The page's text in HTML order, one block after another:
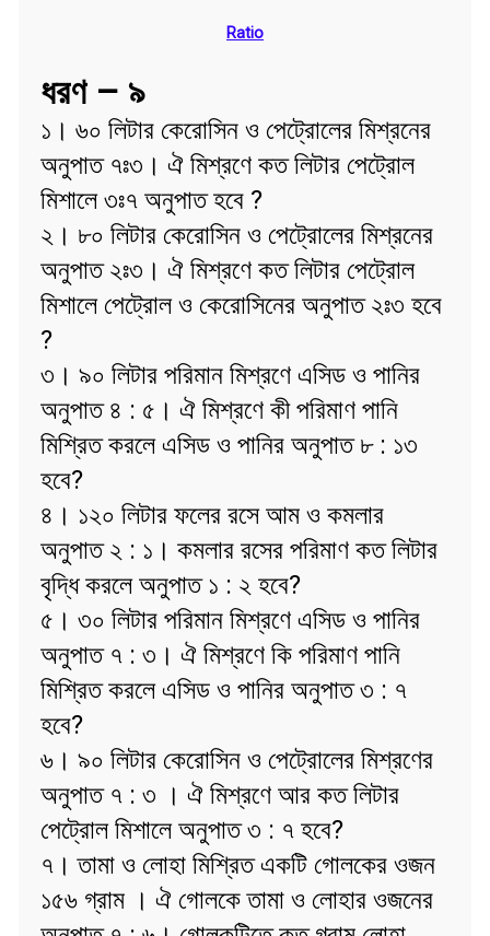
Ratio
ধরণ – ৯
১। ৬০ লিটার কেরোসিন ও পেট্রোলের মিশ্রনের
অনুপাত ৭ঃ৩। ঐ মিশ্রণে কত লিটার পেট্রোল
মিশালে ৩ঃ৭ অনুপাত হবে ?
২। ৮০ লিটার কেরোসিন ও পেট্রোলের মিশ্রনের
অনুপাত ২ঃ৩। ঐ মিশ্রণে কত লিটার পেট্রোল
মিশালে পেট্রোল ও কেরোসিনের অনুপাত ২ঃ৩ হবে
?
৩। ৯০ লিটার পরিমান মিশ্রণে এসিড ও পানির
অনুপাত ৪ : ৫। ঐ মিশ্রণে কী পরিমাণ পানি
মিশ্রিত করলে এসিড ও পানির অনুপাত ৮ : ১৩
হবে?
৪। ১২০ লিটার ফলের রসে আম ও কমলার
অনুপাত ২ : ১। কমলার রসের পরিমাণ কত লিটার
বৃদ্ধি করলে অনুপাত ১ : ২ হবে?
৫। ৩০ লিটার পরিমান মিশ্রণে এসিড ও পানির
অনুপাত ৭ : ৩। ঐ মিশ্রণে কি পরিমাণ পানি
মিশ্রিত করলে এসিড ও পানির অনুপাত ৩ : ৭
হবে?
৬। ৯০ লিটার কেরোসিন ও পেট্রোলের মিশ্রণের
অনুপাত ৭ : ৩ । ঐ মিশ্রণে আর কত লিটার
পেট্রোল মিশালে অনুপাত ৩ : ৭ হবে?
৭। তামা ও লোহা মিশ্রিত একটি গোলকের ওজন
১৫৬ গ্রাম । ঐ গোলকে তামা ও লোহার ওজনের